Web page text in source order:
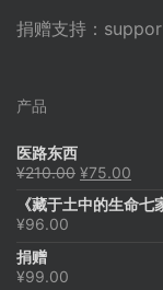
捐赠支持：
产品
医路东西
¥210.00 原
为：
¥75.00
价
《藏于土中的生命七
¥96.00
捐赠
¥99.00